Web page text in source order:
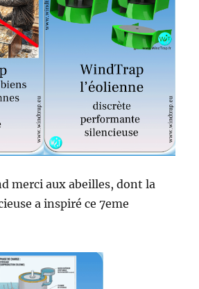
merci aux abeilles, dont la
a inspiré ce 7eme